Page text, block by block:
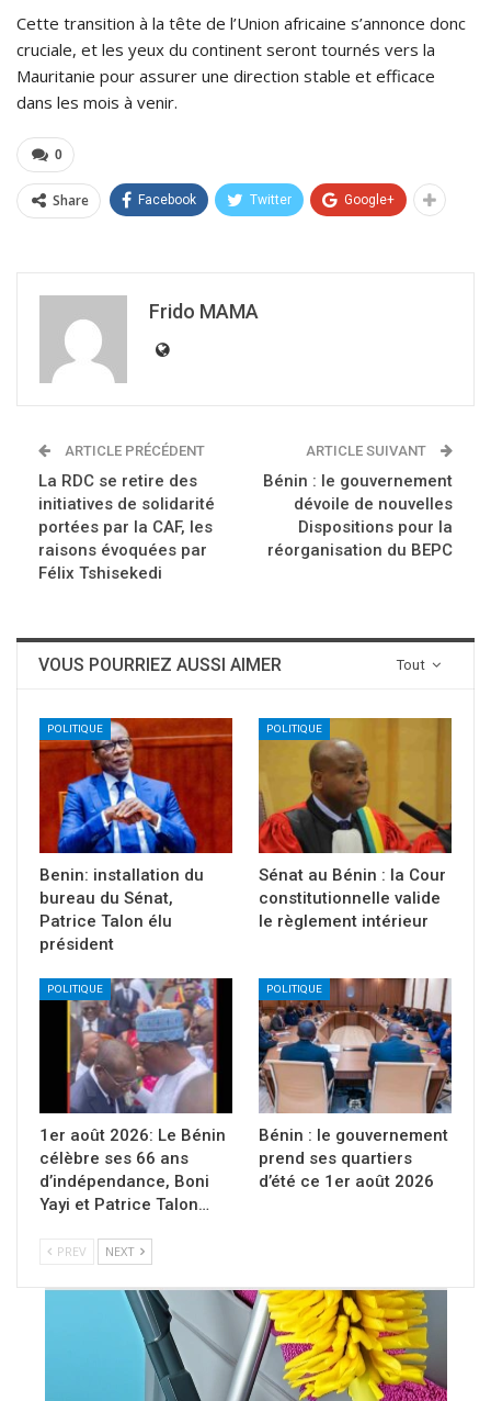
Cette transition à la tête de l’Union africaine s’annonce donc
cruciale, et les yeux du continent seront tournés vers la
Mauritanie pour assurer une direction stable et efficace
dans les mois à venir.
0
Share Facebook Twitter Google+
Frido MAMA
ARTICLE PRÉCÉDENT
La RDC se retire des
initiatives de solidarité
portées par la CAF, les
raisons évoquées par
Félix Tshisekedi
ARTICLE SUIVANT
Bénin : le gouvernement
dévoile de nouvelles
Dispositions pour la
réorganisation du BEPC
Tout
VOUS POURRIEZ AUSSI AIMER
POLITIQUE
Benin: installation du
bureau du Sénat,
Patrice Talon élu
président
POLITIQUE
Sénat au Bénin : la Cour
constitutionnelle valide
le règlement intérieur
POLITIQUE
1er août 2026: Le Bénin
célèbre ses 66 ans
d’indépendance, Boni
Yayi et Patrice Talon…
POLITIQUE
Bénin : le gouvernement
prend ses quartiers
d’été ce 1er août 2026
PREV NEXT